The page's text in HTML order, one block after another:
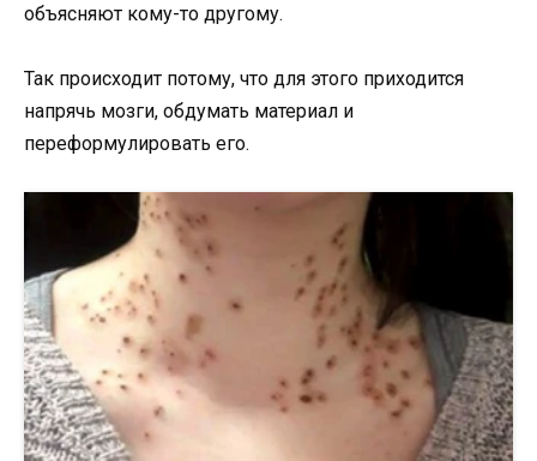
объясняют кому-то другому.
Так происходит потому, что для этого приходится
напрячь мозги, обдумать материал и
переформулировать его.